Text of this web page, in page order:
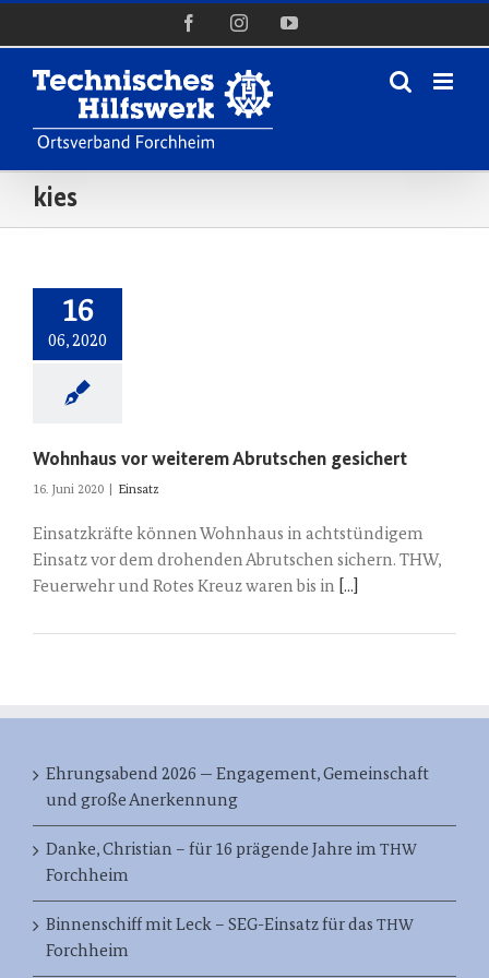
FacebookInstagramYouTube
kies
16
06, 2020
Wohnhaus vor weiterem Abrutschen gesichert
16. Juni 2020 Einsatz
Einsatzkräfte können Wohnhaus in achtstündigem
Einsatz vor dem drohenden Abrutschen sichern. THW,
Feuerwehr und Rotes Kreuz waren bis in [...]
Ehrungsabend 2026 — Engagement, Gemeinschaft
und große Anerkennung
Danke, Christian – für 16 prägende Jahre im THW
Forchheim
Binnenschiff mit Leck – SEG-Einsatz für das THW
Forchheim